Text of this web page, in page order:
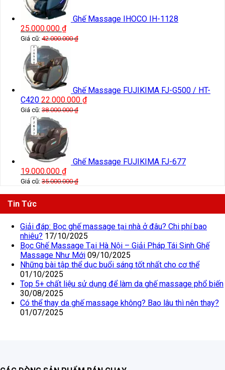
Ghế Massage IHOCO IH-1128
25.000.000 ₫
Giá cũ: 42.000.000₫
Ghế Massage FUJIKIMA FJ-G500 / HT-
C420 22.000.000 ₫
Giá cũ: 38.000.000₫
Ghế Massage FUJIKIMA FJ-677
19.000.000 ₫
Giá cũ: 35.000.000₫
Tin Tức
Giải đáp: Bọc ghế massage tại nhà ở đâu? Chi phí bao
nhiêu? 17/10/2025
Bọc Ghế Massage Tại Hà Nội – Giải Pháp Tái Sinh Ghế
Massage Như Mới 09/10/2025
Những bài tập thể dục buổi sáng tốt nhất cho cơ thể
01/10/2025
Top 5+ chất liệu sử dụng để làm da ghế massage phổ biến
30/08/2025
Có thể thay da ghế massage không? Bao lâu thì nên thay?
01/07/2025